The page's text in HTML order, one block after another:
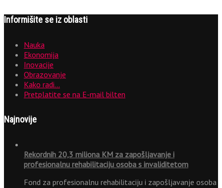
Informišite se iz oblasti
Nauka
Ekonomija
Inovacije
Obrazovanje
Kako radi…
Pretplatite se na E-mail bilten
Najnovije
Rekordnih 20,3 miliona KM za zapošljavanje i
profesionalnu rehabilitaciju osoba s invaliditetom
Fond za profesionalnu rehabilitaciju i zapošljavanje osoba